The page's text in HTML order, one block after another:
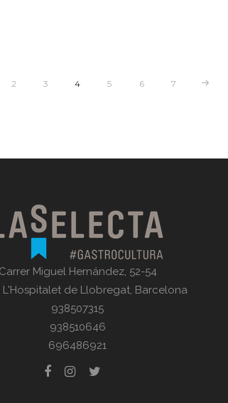
2 3 4 5 6 7
Carrer Miguel Hernández, 52-54
L'Hospitalet de Llobregat, Barcelona
938507315
938510646
696486921